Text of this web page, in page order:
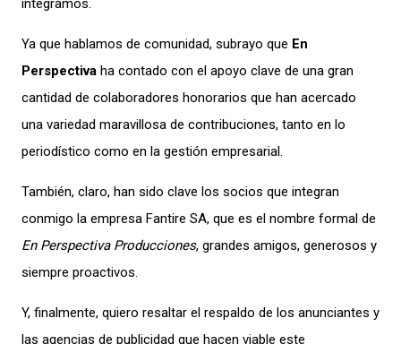
integramos.
Ya que hablamos de comunidad, subrayo que En
Perspectiva ha contado con el apoyo clave de una gran
cantidad de colaboradores honorarios que han acercado
una variedad maravillosa de contribuciones, tanto en lo
periodístico como en la gestión empresarial.
También, claro, han sido clave los socios que integran
conmigo la empresa Fantire SA, que es el nombre formal de
En Perspectiva Producciones, grandes amigos, generosos y
siempre proactivos.
Y, finalmente, quiero resaltar el respaldo de los anunciantes y
las agencias de publicidad que hacen viable este